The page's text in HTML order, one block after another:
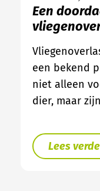
Een
een bekend
niet alleen
dier, maar
Lees